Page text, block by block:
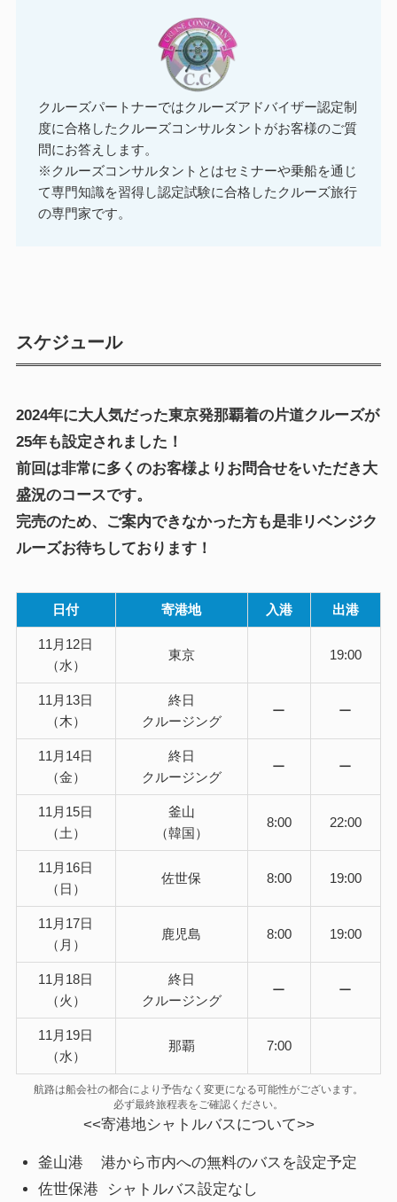
クルーズパートナーではクルーズアドバイザー認定制
度に合格したクルーズコンサルタントがお客様のご質
問にお答えします。
※クルーズコンサルタントとはセミナーや乗船を通じ
て専門知識を習得し認定試験に合格したクルーズ旅行
の専門家です。
スケジュール
2024年に大人気だった東京発那覇着の片道クルーズが
25年も設定されました！
前回は非常に多くのお客様よりお問合せをいただき大
盛況のコースです。
完売のため、ご案内できなかった方も是非リベンジク
ルーズお待ちしております！
日付 寄港地 入港 出港
11月12日
（水）
東京 19:00
11月13日
（木）
終日
クルージング
ー ー
11月14日
（金）
終日
クルージング
ー ー
11月15日
（土）
釜山
（韓国）
8:00 22:00
11月16日
（日）
佐世保 8:00 19:00
11月17日
（月）
鹿児島 8:00 19:00
11月18日
（火）
終日
クルージング
ー ー
11月19日
（水）
那覇 7:00
航路は船会社の都合により予告なく変更になる可能性がございます。
必ず最終旅程表をご確認ください。
<<寄港地シャトルバスについて>>
釜山港 港から市内への無料のバスを設定予定
佐世保港 シャトルバス設定なし